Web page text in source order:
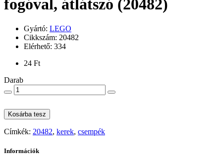
fogóval, átlátszó (20482)
Gyártó: LEGO
Cikkszám: 20482
Elérhető: 334
24 Ft
Darab
Kosárba tesz
Címkék: 20482, kerek, csempék
Információk